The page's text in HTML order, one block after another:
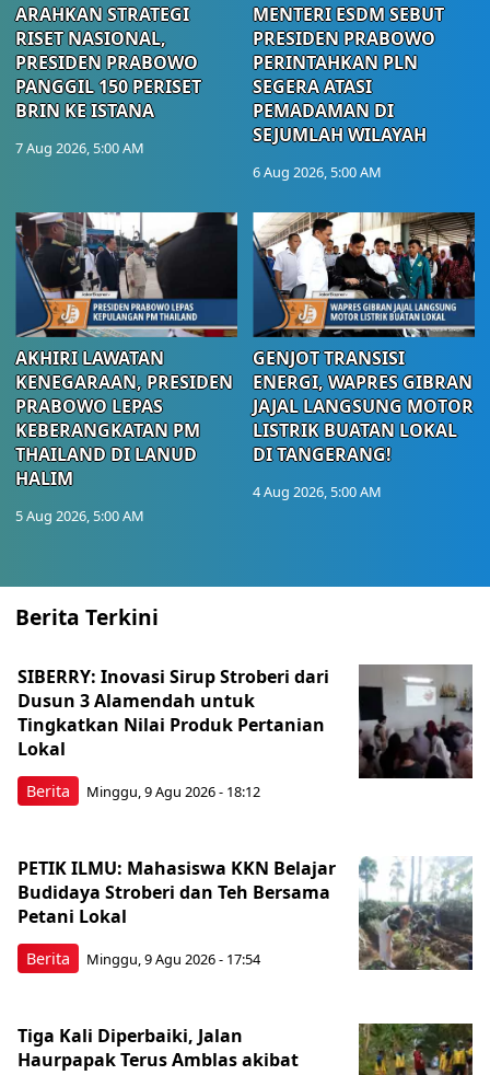
ARAHKAN STRATEGI
RISET NASIONAL,
PRESIDEN PRABOWO
PANGGIL 150 PERISET
BRIN KE ISTANA
7 Aug 2026, 5:00 AM
MENTERI ESDM SEBUT
PRESIDEN PRABOWO
PERINTAHKAN PLN
SEGERA ATASI
PEMADAMAN DI
SEJUMLAH WILAYAH
6 Aug 2026, 5:00 AM
AKHIRI LAWATAN
KENEGARAAN, PRESIDEN
PRABOWO LEPAS
KEBERANGKATAN PM
THAILAND DI LANUD
HALIM
5 Aug 2026, 5:00 AM
GENJOT TRANSISI
ENERGI, WAPRES GIBRAN
JAJAL LANGSUNG MOTOR
LISTRIK BUATAN LOKAL
DI TANGERANG!
4 Aug 2026, 5:00 AM
Berita Terkini
Berita
SIBERRY: Inovasi Sirup Stroberi dari
Dusun 3 Alamendah untuk
Tingkatkan Nilai Produk Pertanian
Lokal
Minggu, 9 Agu 2026 - 18:12
Berita
PETIK ILMU: Mahasiswa KKN Belajar
Budidaya Stroberi dan Teh Bersama
Petani Lokal
Minggu, 9 Agu 2026 - 17:54
Tiga Kali Diperbaiki, Jalan
Haurpapak Terus Amblas akibat